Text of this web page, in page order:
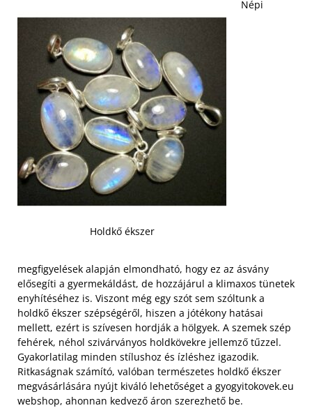
Holdkő ékszer
Népi
megfigyelések alapján elmondható, hogy ez az ásvány
elősegíti a gyermekáldást, de hozzájárul a klimaxos tünetek
enyhítéséhez is. Viszont még egy szót sem szóltunk a
holdkő ékszer szépségéről, hiszen a jótékony hatásai
mellett, ezért is szívesen hordják a hölgyek. A szemek szép
fehérek, néhol szivárványos holdkövekre jellemző tűzzel.
Gyakorlatilag minden stílushoz és ízléshez igazodik.
Ritkaságnak számító, valóban természetes holdkő ékszer
megvásárlására nyújt kiváló lehetőséget a gyogyitokovek.eu
webshop, ahonnan kedvező áron szerezhető be.